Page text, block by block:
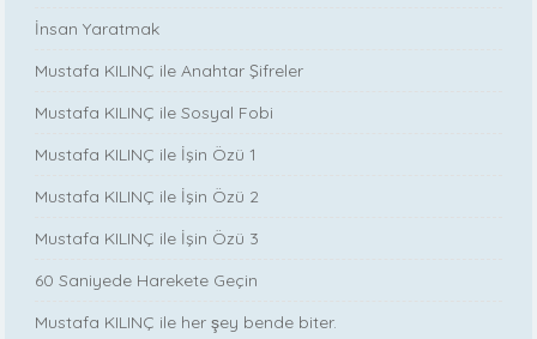
İnsan Yaratmak
Mustafa KILINÇ ile Anahtar Şifreler
Mustafa KILINÇ ile Sosyal Fobi
Mustafa KILINÇ ile İşin Özü 1
Mustafa KILINÇ ile İşin Özü 2
Mustafa KILINÇ ile İşin Özü 3
60 Saniyede Harekete Geçin
Mustafa KILINÇ ile her şey bende biter.